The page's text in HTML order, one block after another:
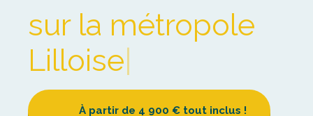
et dan|
À partir de 4 900 € tout inclus !